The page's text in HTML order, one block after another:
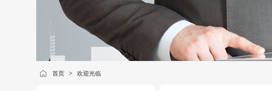
首页 > 欢迎光临